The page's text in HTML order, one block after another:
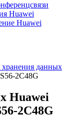
Huawei
Huawei
данных
S56-2C48G
Huawei
2C48G